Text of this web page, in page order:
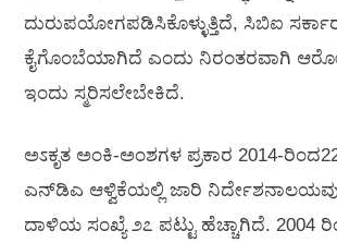
ದುರುಪಯೋಗಪಡಿಸಿಕೊಳ್ಳುತ್ತಿದೆ, ಸಿಬಿಐ
ಕೈಗೊಂಬೆಯಾಗಿದೆ ಎಂದು ನಿರಂತರವಾಗಿ
ಇಂದು ಸ್ಮರಿಸಲೇಬೇಕಿದೆ.
ಅಽಕೃತ ಅಂಕಿ-ಅಂಶಗಳ ಪ್ರಕಾರ 2014-
ಎನ್‌ಡಿಎ ಆಳ್ವಿಕೆಯಲ್ಲಿ ಜಾರಿ
ದಾಳಿಯ ಸಂಖ್ಯೆ ೨೭ ಪಟ್ಟು ಹೆಚ್ಚಾಗಿದೆ. 2004